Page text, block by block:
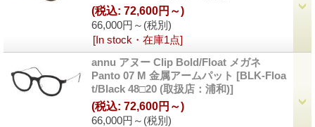
66,000円～ (税別)
(税込: 72,600円～)
[In stock・在庫1点]
annu アヌー Clip Bold/Float メガネ
Panto 07 M 金属アームパット [BLK-Floa
t/Black 48□20 (取扱店：浦和)]
66,000円～ (税別)
(税込: 72,600円～)